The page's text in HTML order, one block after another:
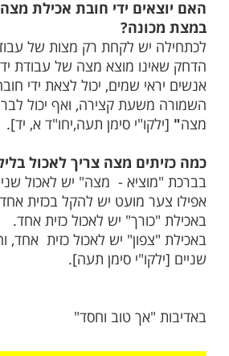
עוד תוכן חדש ומפתיע!
שלנו בתהיליםבלחיצה
ידי חובת אכילת מצה
יש לקחת רק מצות של עבודת
מוצא מצה של עבודת יד
שמים, יכול לצאת ידי חובה
סימן תעה,יחו"ד א, יד].